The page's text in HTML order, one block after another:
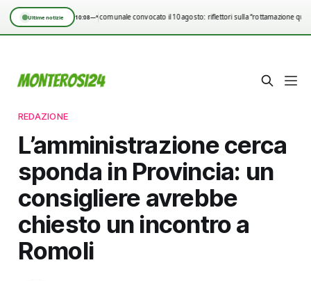
Ultime notizie 10:08—°
Consiglio comunale convocato il 10 agosto: riflettori sulla “rottamazione
REDAZIONE
L’amministrazione cerca
sponda in Provincia: un
consigliere avrebbe
chiesto un incontro a
Romoli